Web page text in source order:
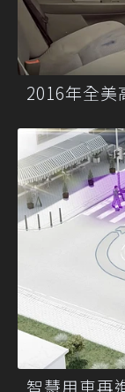
2016年全美
智慧用車再